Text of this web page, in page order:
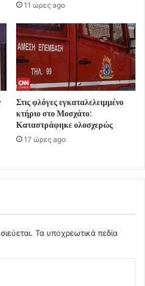
11 ώρες ago
Στις φλόγες εγκαταλελειμμένο
κτήριο στο Μοσχάτο:
Καταστράφηκε ολοσχερώς
17 ώρες ago
Τα υποχρεωτικά πεδία